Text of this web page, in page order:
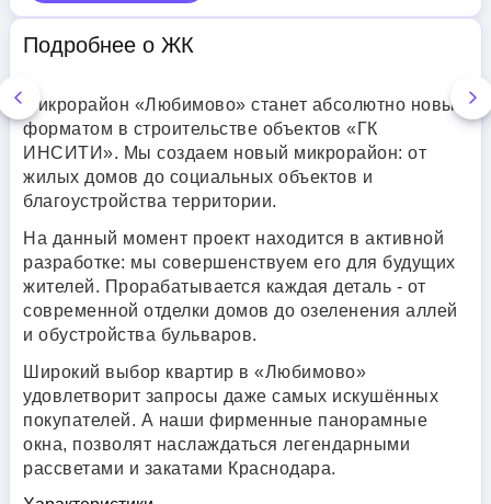
Подробнее о ЖК
Микрорайон «Любимово» станет абсолютно новым
форматом в строительстве объектов «ГК
ИНСИТИ». Мы создаем новый микрорайон: от
жилых домов до социальных объектов и
благоустройства территории.
На данный момент проект находится в активной
разработке: мы совершенствуем его для будущих
жителей. Прорабатывается каждая деталь - от
современной отделки домов до озеленения аллей
и обустройства бульваров.
Широкий выбор квартир в «Любимово»
удовлетворит запросы даже самых искушённых
покупателей. А наши фирменные панорамные
окна, позволят наслаждаться легендарными
рассветами и закатами Краснодара.